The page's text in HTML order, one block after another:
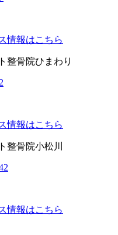
情報はこちら
整骨院ひまわり
情報はこちら
整骨院小松川
情報はこちら